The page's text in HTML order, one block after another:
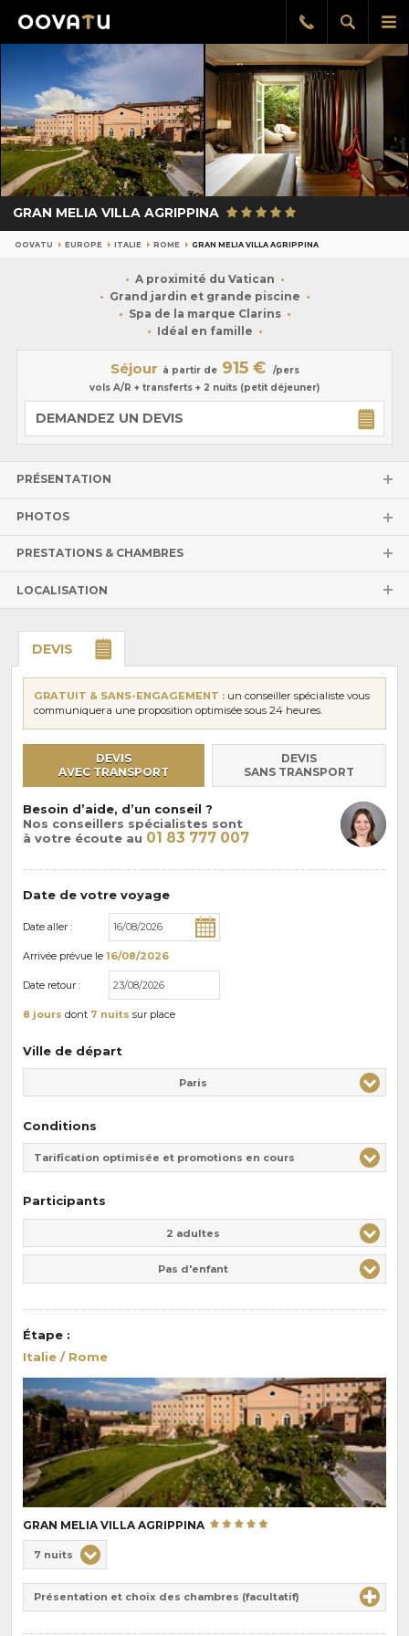
le
Afficher
la
Rappel
gratuit
GRAN MELIA VILLA AGRIPPINA
OOVATU EUROPE ITALIE ROME GRAN MELIA VILLA AGRIPPINA
A proximité du Vatican
Grand jardin et grande piscine
Spa de la marque Clarins
Idéal en famille
Séjour à partir de 915 €
/pers
vols A/R + transferts + 2 nuits (petit déjeuner)
DEMANDEZ UN DEVIS
PRÉSENTATION
PHOTOS
PRESTATIONS & CHAMBRES
LOCALISATION
DEVIS
GRATUIT & SANS-ENGAGEMENT : un conseiller spécialiste vous
communiquera une proposition optimisée sous 24 heures.
DEVIS
AVEC TRANSPORT
DEVIS
SANS TRANSPORT
Besoin d’aide, d’un conseil ?
Nos conseillers spécialistes sont
à votre écoute au 01 83 777 007
Date de votre voyage
Date aller :
Arrivée prévue le 16/08/2026
Date retour :
8 jours dont 7 nuits sur place
Ville de départ
Paris
Conditions
Tarification optimisée et promotions en cours
Participants
2 adultes
Pas d'enfant
Étape :
Italie / Rome
GRAN MELIA VILLA AGRIPPINA
de
pension
Durée
7 nuits
Présentation et choix des chambres (facultatif)